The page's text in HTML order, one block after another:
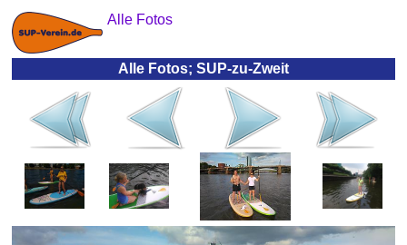
Alle Fotos
Alle Fotos; SUP-zu-Zweit